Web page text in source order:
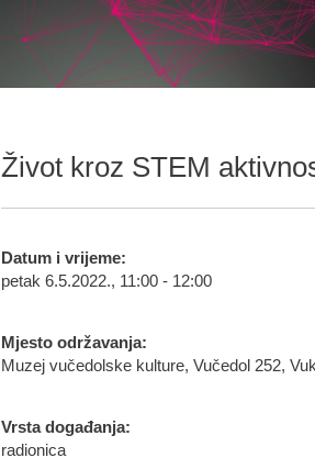
Život kroz STEM
Datum i vrijeme:
petak 6.5.2022., 11:00 - 12:00
Mjesto održavanja:
Muzej vučedolske kulture, Vučedol 252,
Vrsta događanja:
radionica